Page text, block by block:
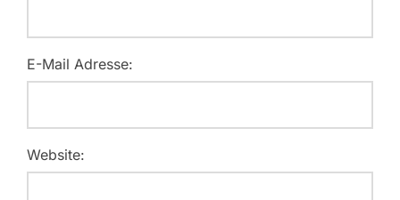
E-Mail Adresse:
Website: